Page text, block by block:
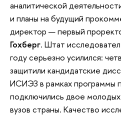
аналитической
и планы на будущий
директор — первый
Гохберг. Штат
году серьезно усилился:
защитили кандидатские
ИСИЭЗ в рамках программы
подключились двое
вузов страны. Качество